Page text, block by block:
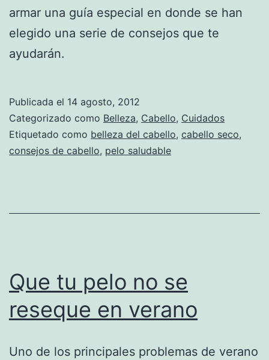
armar una guía especial en donde se han
elegido una serie de consejos que te
ayudarán.
Publicada el 14 agosto, 2012
Categorizado como Belleza, Cabello, Cuidados
Etiquetado como belleza del cabello, cabello seco,
consejos de cabello, pelo saludable
Que tu pelo no se
reseque en verano
Uno de los principales problemas de verano